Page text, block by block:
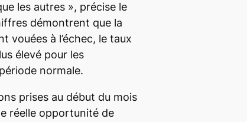
les autres », précise le
démontrent que la
vouées à l’échec, le taux
élevé pour les
normale.
prises au début du mois
réelle opportunité de